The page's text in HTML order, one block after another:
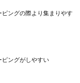
ングの際より集まりやす
ングがしやすい